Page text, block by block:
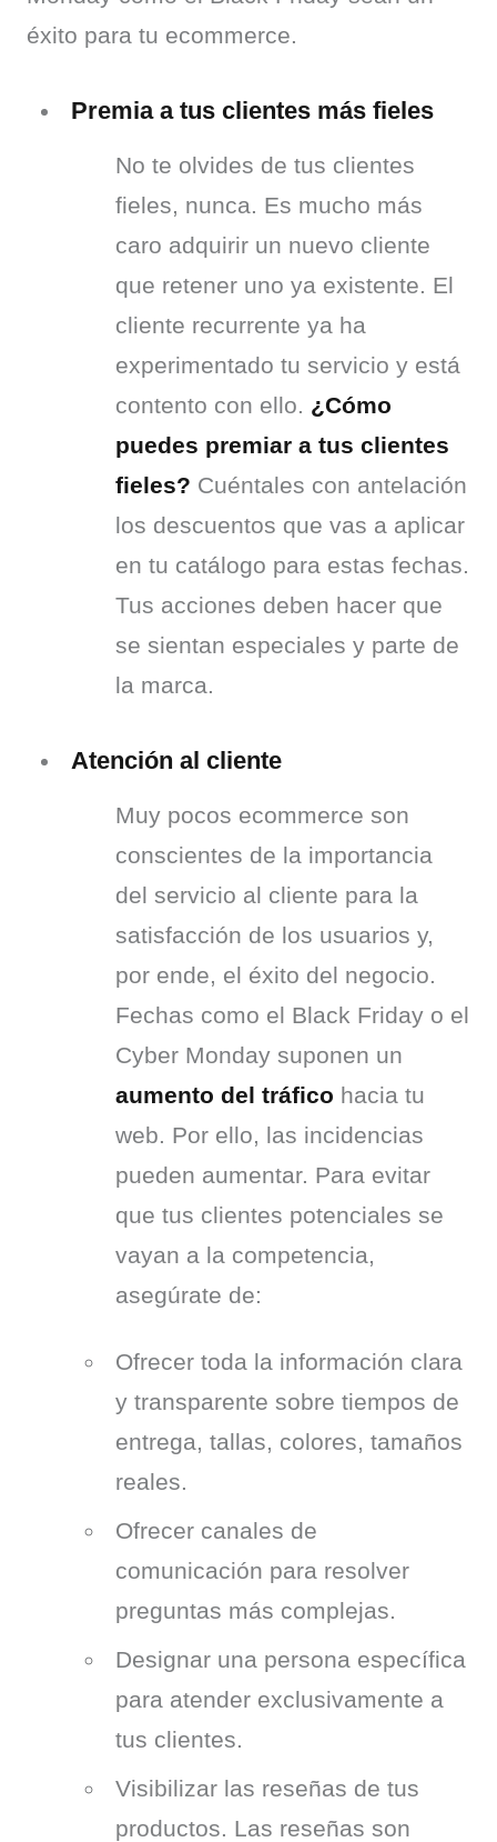
éxito para tu ecommerce.
Premia a tus clientes más fieles
No te olvides de tus clientes
fieles, nunca. Es mucho más
caro adquirir un nuevo cliente
que retener uno ya existente. El
cliente recurrente ya ha
experimentado tu servicio y está
contento con ello. ¿Cómo
puedes premiar a tus clientes
fieles? Cuéntales con antelación
los descuentos que vas a aplicar
en tu catálogo para estas fechas.
Tus acciones deben hacer que
se sientan especiales y parte de
la marca.
Atención al cliente
Muy pocos ecommerce son
conscientes de la importancia
del servicio al cliente para la
satisfacción de los usuarios y,
por ende, el éxito del negocio.
Fechas como el Black Friday o el
aumento del tráfico hacia tu
web. Por ello, las incidencias
pueden aumentar. Para evitar
que tus clientes potenciales se
vayan a la competencia,
asegúrate de:
Ofrecer toda la información clara
y transparente sobre tiempos de
entrega, tallas, colores, tamaños
reales.
Ofrecer canales de
comunicación para resolver
preguntas más complejas.
Designar una persona específica
para atender exclusivamente a
tus clientes.
Visibilizar las reseñas de tus
productos. Las reseñas son